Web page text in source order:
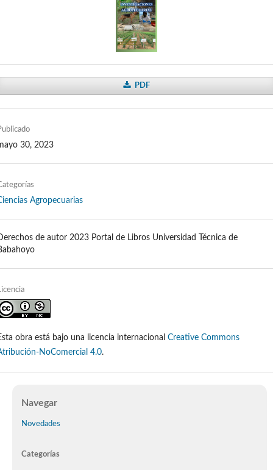
PDF
30, 2023
Agropecuarias
de autor 2023 Portal de Libros Universidad Técnica de
obra está bajo una licencia internacional Creative Commons
NoComercial 4.0.
Navegar
Novedades
Categorías